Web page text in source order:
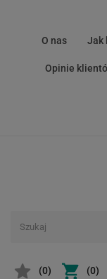
O nas Jak
Opinie
(0) (0)